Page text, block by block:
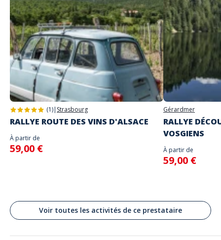
Langues parlées
Anglais, Français
Adresse
Insolit'PROD
Place Charles III, Nancy, France
Le jeu se joue avec la ville comme terrain de jeu (départ au centre ville -
ci-dessous).
(1)| Strasbourg
RALLYE ROUTE DES VINS D'ALSACE
À partir de
59,00 €
Gérardmer
RALLYE
VOSGIENS
À partir de
59,00 €
Voir toutes les activités de ce prestataire